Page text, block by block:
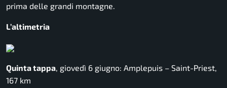
prima delle grandi montagne.
L’altimetria
Quinta tappa , giovedì 6 giugno: Amplepuis – Saint-Priest,
167 km